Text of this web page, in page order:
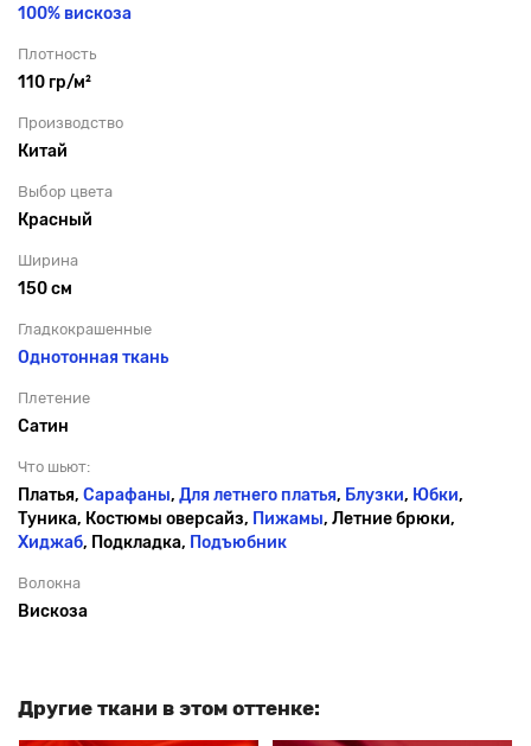
100% вискоза
Плотность
110 гр/м²
Производство
Китай
Выбор цвета
Красный
Ширина
150 см
Гладкокрашенные
Однотонная ткань
Плетение
Сатин
Что шьют:
Платья, Сарафаны, Для летнего платья, Блузки, Юбки,
Туника, Костюмы оверсайз, Пижамы, Летние брюки,
Хиджаб, Подкладка, Подъюбник
Волокна
Вискоза
Другие ткани в этом оттенке: